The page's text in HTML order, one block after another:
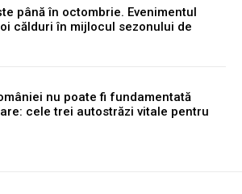
până în octombrie. Evenimentul
călduri în mijlocul sezonului de
nu poate fi fundamentată
cele trei autostrăzi vitale pentru